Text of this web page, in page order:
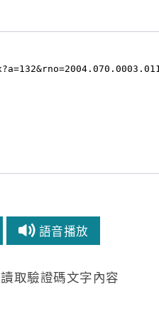
語音播放
讀取驗證碼文字內容